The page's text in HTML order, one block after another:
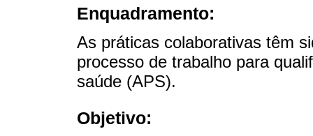
Enquadramento:
As práticas colaborativas têm
processo de trabalho para
saúde (APS).
Objetivo: